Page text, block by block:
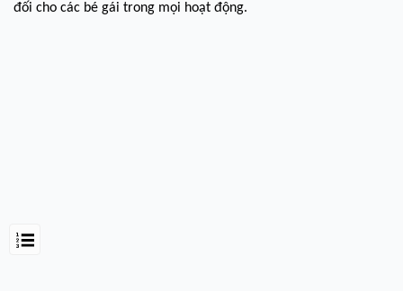
đối cho các bé gái trong mọi hoạt động.